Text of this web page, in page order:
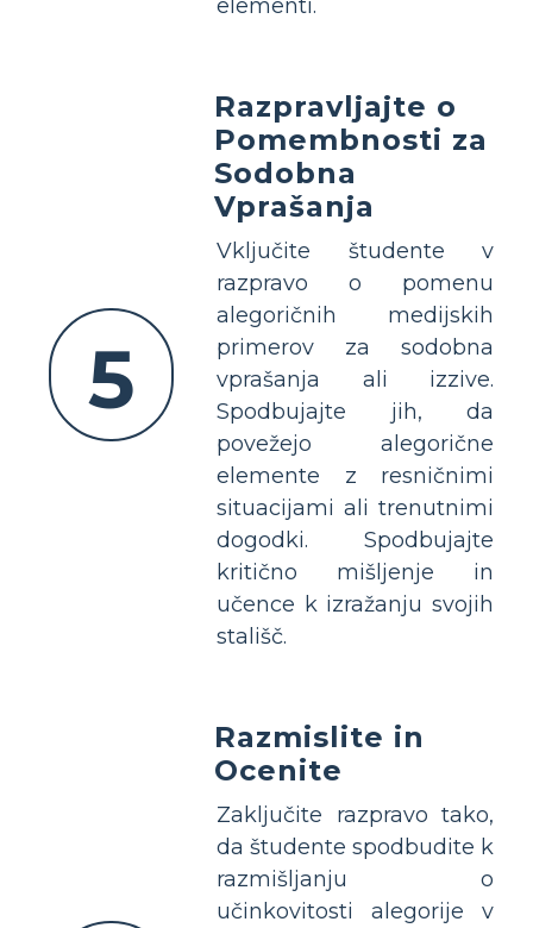
elementi.
5
Razpravljajte o
Pomembnosti za
Sodobna
Vprašanja
Vključite študente v
razpravo o pomenu
alegoričnih medijskih
primerov za sodobna
vprašanja ali izzive.
Spodbujajte jih, da
povežejo alegorične
elemente z resničnimi
situacijami ali trenutnimi
dogodki. Spodbujajte
kritično mišljenje in
učence k izražanju svojih
stališč.
Razmislite in
Ocenite
Zaključite razpravo tako,
da študente spodbudite k
razmišljanju o
učinkovitosti alegorije v